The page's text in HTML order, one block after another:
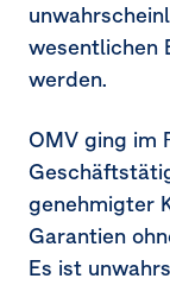
13. Finanzerfolg
14. Steuern
15. Ergebnis je
16.
17.
wesentlichen
werden.
OMV ging im
genehmigter
Garantien
Es ist